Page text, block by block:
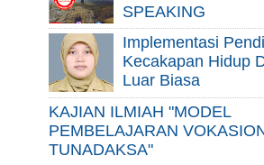
SPEAKING
Implementasi
Kecakapan Hidup
Luar Biasa
KAJIAN ILMIAH "MODEL
PEMBELAJARAN
TUNADAKSA"